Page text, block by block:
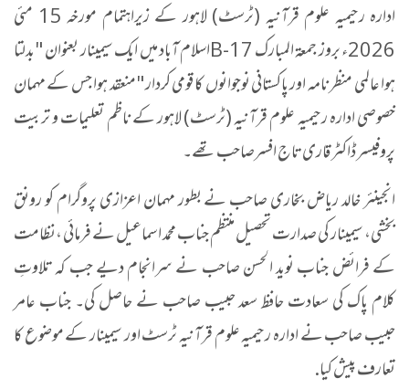
ادارہ رحیمیہ علوم قرآنیہ (ٹرسٹ) لاہور کے زیراہتمام مورخہ 15 مئی
2026ء بروز جمعۃ المبارک B-17اسلام آباد میں ایک سیمینار بعنوان "بدلتا
ہوا عالمی منظر نامہ اور پاکستانی نوجوانوں کا قومی کردار"منعقد ہوا جس کے مہمان
خصوصی ادارہ رحیمیہ علوم قرآنیہ (ٹرسٹ) لاہور کے ناظم تعلیمات و تربیت
پروفیسر ڈاکٹر قاری تاج افسرصاحب تھے۔
انجینئر خالد ریاض بخاری صاحب نے بطور مہمان اعزازی پروگرام کو رونق
بخشی، سیمینار کی صدارت تحصیل منتظم جناب محمد اسماعیل نے فرمائی ،نظامت
کے فرائض جناب نوید الحسن صاحب نے سرانجام دیے جب کہ تلاوتِ
کلام پاک کی سعادت حافظ سعد حبیب صاحب نے حاصل کی۔ جناب عامر
حبیب صاحب نے ادارہ رحیمیہ علوم قرآنیہ ٹرسٹ اور سیمینار کے موضوع کا
تعارف پیش کیا.